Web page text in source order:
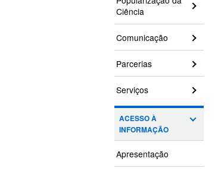
Ciência
Comunicação
Parcerias
Serviços
ACESSO À
INFORMAÇÃO
Apresentação